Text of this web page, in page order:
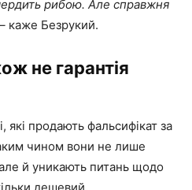
рибою. Але справжня
каже Безрукий.
не гарантія
які продають фальсифікат за
чином вони не лише
й уникають питань щодо
дешевий.